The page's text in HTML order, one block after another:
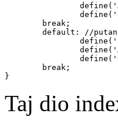
}
Taj dio